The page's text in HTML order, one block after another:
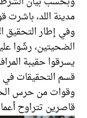
اللد، باشرت قوات
التحقيق الأولي
رشّوا عليهن
حقيبة المرافقة
التحقيقات في شعبة
من حرس الحدود،
أعمارهم بين 14 و15 عامًا من اللد